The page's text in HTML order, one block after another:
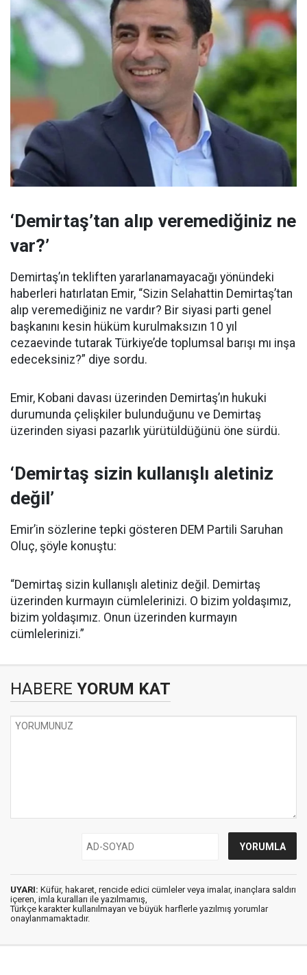
‘Demirtaş’tan alıp veremediğiniz ne
var?’
Demirtaş’ın tekliften yararlanamayacağı yönündeki
haberleri hatırlatan Emir, “Sizin Selahattin Demirtaş’tan
alıp veremediğiniz ne vardır? Bir siyasi parti genel
başkanını kesin hüküm kurulmaksızın 10 yıl
cezaevinde tutarak Türkiye’de toplumsal barışı mı inşa
edeceksiniz?” diye sordu.
Emir, Kobani davası üzerinden Demirtaş’ın hukuki
durumunda çelişkiler bulunduğunu ve Demirtaş
üzerinden siyasi pazarlık yürütüldüğünü öne sürdü.
‘Demirtaş sizin kullanışlı aletiniz
değil’
Emir’in sözlerine tepki gösteren DEM Partili Saruhan
Oluç, şöyle konuştu:
“Demirtaş sizin kullanışlı aletiniz değil. Demirtaş
üzerinden kurmayın cümlelerinizi. O bizim yoldaşımız,
bizim yoldaşımız. Onun üzerinden kurmayın
cümlelerinizi.”
HABERE YORUM KAT
UYARI: Küfür, hakaret, rencide edici cümleler veya imalar, inançlara saldırı
içeren, imla kuralları ile yazılmamış,
Türkçe karakter kullanılmayan ve büyük harflerle yazılmış yorumlar
onaylanmamaktadır.